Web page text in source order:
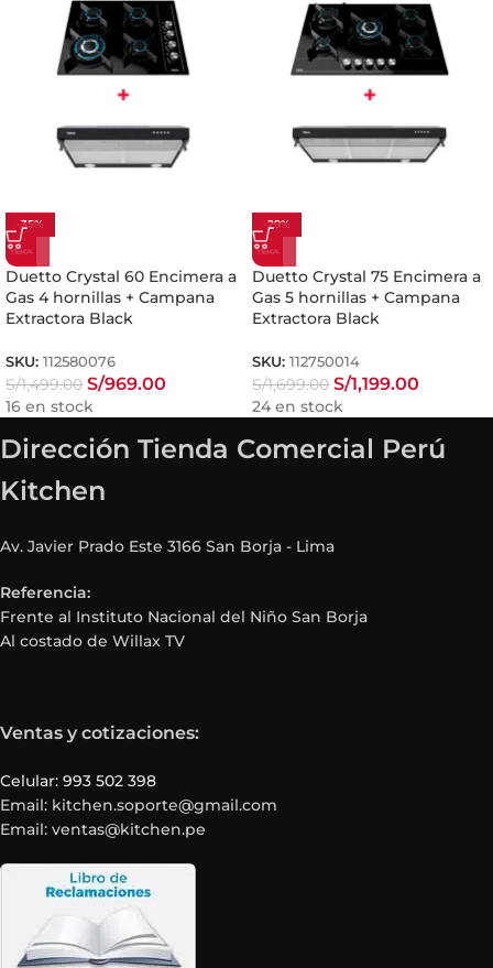
-35%
Duetto Crystal 60 Encimera a
Gas 4 hornillas + Campana
Extractora Black
SKU: 112580076
S/1,499.00 S/969.00
16 en stock
-29%
Duetto Crystal 75 Encimera a
Gas 5 hornillas + Campana
Extractora Black
SKU: 112750014
S/1,699.00 S/1,199.00
24 en stock
Dirección Tienda Comercial Perú
Kitchen
Av. Javier Prado Este 3166 San Borja - Lima
Referencia:
Frente al Instituto Nacional del Niño San Borja
Al costado de Willax TV
Ventas y cotizaciones:
Celular: 993 502 398
Email: kitchen.soporte@gmail.com
Email: ventas@kitchen.pe